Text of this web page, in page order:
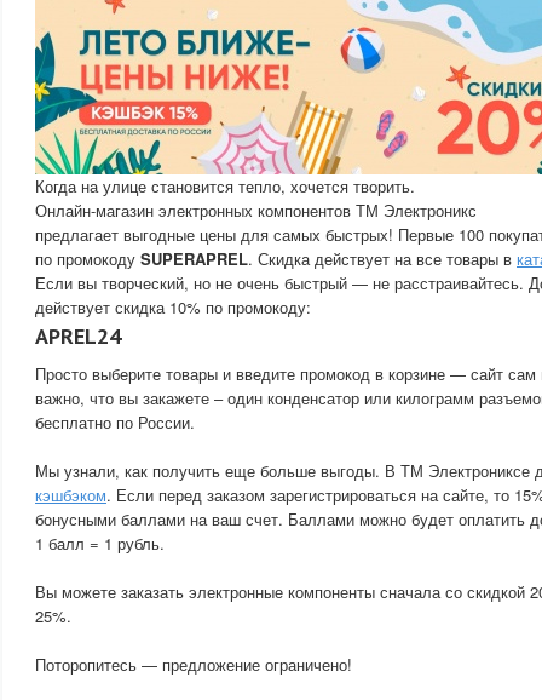
Когда на улице становится тепло, хочется творить.
Онлайн-магазин электронных компонентов ТМ Электроникс
предлагает выгодные цены для самых быстрых! Первые 100
по промокоду SUPERAPREL. Скидка действует на все товары в
Если вы творческий, но не очень быстрый — не расстраивайтесь.
действует скидка 10% по промокоду:
APREL24
Просто выберите товары и введите промокод в корзине — сайт сам
важно, что вы закажете – один конденсатор или килограмм
бесплатно по России.
Мы узнали, как получить еще больше выгоды. В ТМ Электрониксе
кэшбэком. Если перед заказом зарегистрироваться на сайте, то
бонусными баллами на ваш счет. Баллами можно будет оплатить
1 балл = 1 рубль.
Вы можете заказать электронные компоненты сначала со скидкой
25%.
Поторопитесь — предложение ограничено!